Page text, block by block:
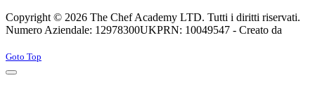
Copyright © 2026 The Chef Academy LTD. Tutti i diritti riservati.
Numero Aziendale: 12978300UKPRN: 10049547 - Creato da
Joomla! 3 Templates
Goto Top